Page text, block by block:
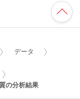
データ
の分析結果